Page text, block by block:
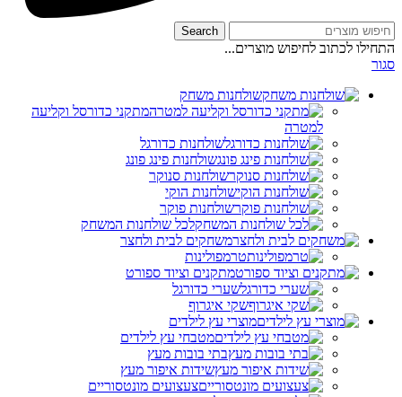
Search
התחילו לכתוב לחיפוש מוצרים...
סגור
שולחנות משחק
מתקני כדורסל וקליעה
למטרה
שולחנות כדורגל
שולחנות פינג פונג
שולחנות סנוקר
שולחנות הוקי
שולחנות פוקר
לכל שולחנות המשחק
משחקים לבית ולחצר
טרמפולינות
מתקנים וציוד ספורט
שערי כדורגל
שקי איגרוף
מוצרי עץ לילדים
מטבחי עץ לילדים
בתי בובות מעץ
שידות איפור מעץ
צעצועים מונטסוריים